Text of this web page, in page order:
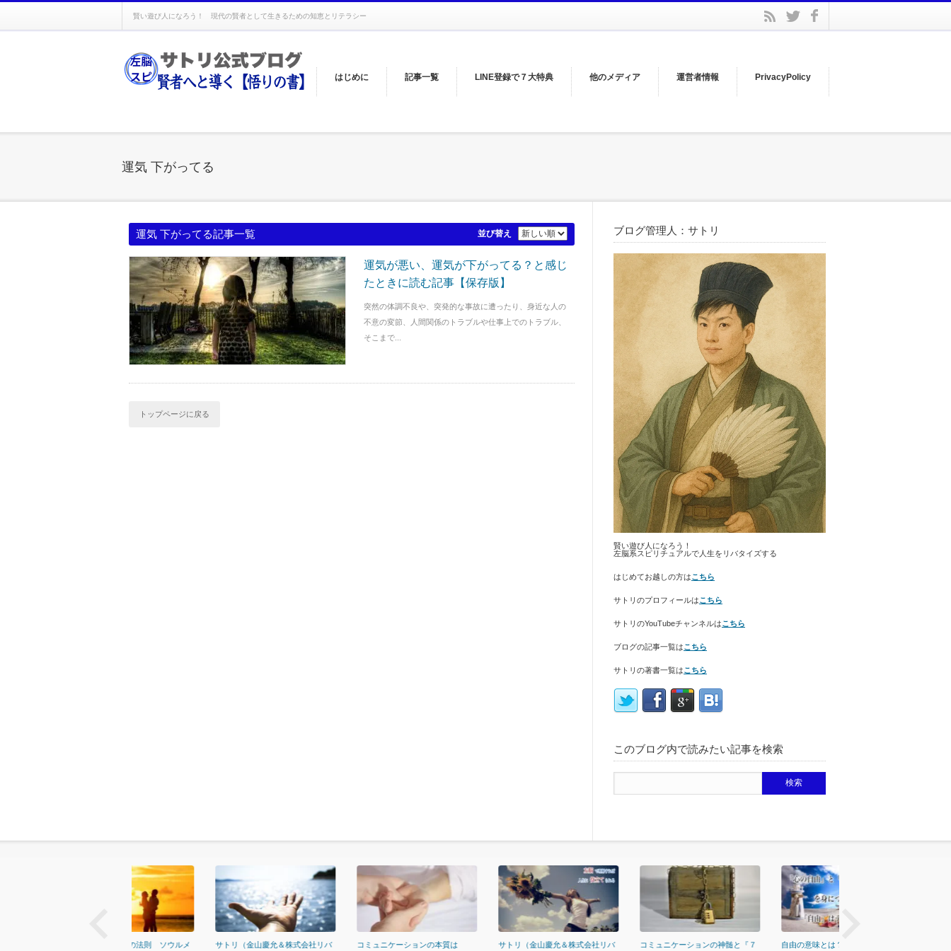
賢い遊び人になろう！ 現代の賢者として生きるための知恵とリテラシー
はじめに 記事一覧 LINE登録で７大特典 他のメディア 運営者情報 PrivacyPolicy
rss twitter
運気 下がってる
運気 下がってる記事一覧 並び替え
運気が悪い、運気が下がってる？と感じ
たときに読む記事【保存版】
突然の体調不良や、突発的な事故に遭ったり、身近な人の
不意の変節、人間関係のトラブルや仕事上でのトラブル、
そこまで...
トップページに戻る
ブログ管理人：サトリ
賢い遊び人になろう！
左脳系スピリチュアルで人生をリバタイズする
はじめてお越しの方はこちら
サトリのプロフィールはこちら
サトリのYouTubeチャンネルはこちら
ブログの記事一覧はこちら
サトリの著書一覧はこちら
このブログ内で読みたい記事を検索
サトリ（金山慶允＆株式会社リバ コミュニケーションの本質は サトリ（金山慶允＆株式会社リバ コミュニケーションの神髄と『７ 自由の意味とは？自由をデザイン